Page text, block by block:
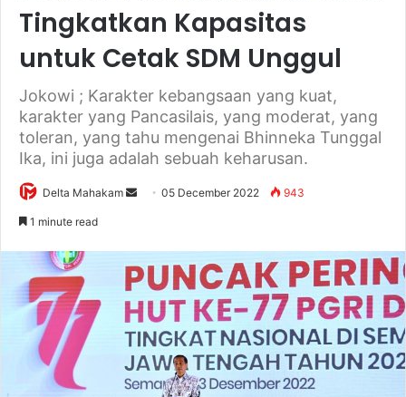
Tingkatkan Kapasitas
untuk Cetak SDM Unggul
Jokowi ; Karakter kebangsaan yang kuat,
karakter yang Pancasilais, yang moderat, yang
toleran, yang tahu mengenai Bhinneka Tunggal
Ika, ini juga adalah sebuah keharusan.
Delta Mahakam
a
n
e
m
a
i
05 December 2022 943
1 minute read